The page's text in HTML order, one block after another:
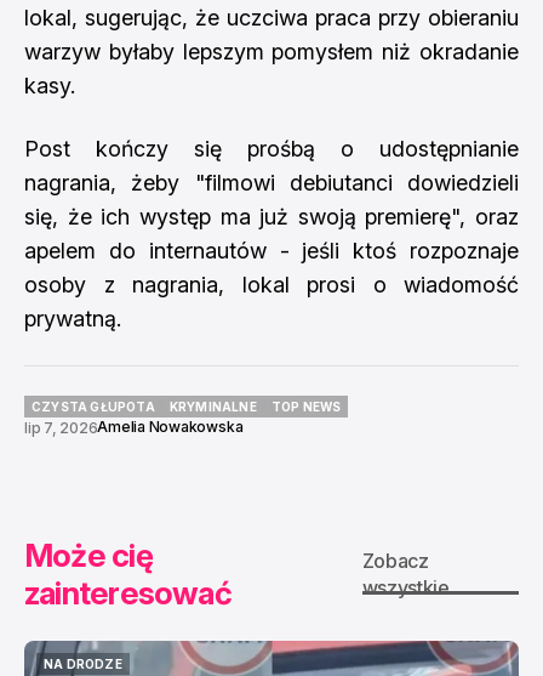
lokal, sugerując, że uczciwa praca przy obieraniu
warzyw byłaby lepszym pomysłem niż okradanie
kasy.
Post kończy się prośbą o udostępnianie
nagrania, żeby "filmowi debiutanci dowiedzieli
się, że ich występ ma już swoją premierę", oraz
apelem do internautów - jeśli ktoś rozpoznaje
osoby z nagrania, lokal prosi o wiadomość
prywatną.
CZYSTA GŁUPOTA
CZYSTA GŁUPOTA
KRYMINALNE
KRYMINALNE
TOP NEWS
lip 7, 2026Amelia Nowakowska
Może cię
zainteresować
Zobacz
wszystkie
NA DRODZE